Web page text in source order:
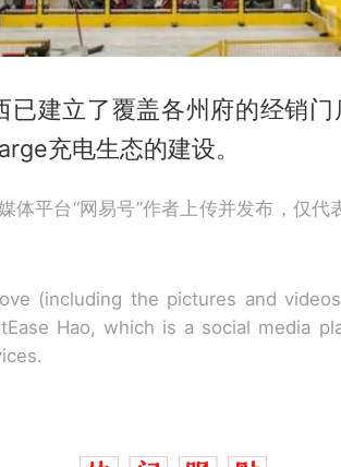
已建立了覆盖各州府的经销门
充电生态的建设。
体平台“网易号”作者上传并发布，仅代
(including the pictures and
Hao, which is a social media